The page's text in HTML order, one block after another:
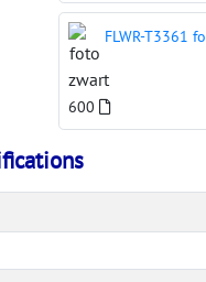
FLWR-T3361
600